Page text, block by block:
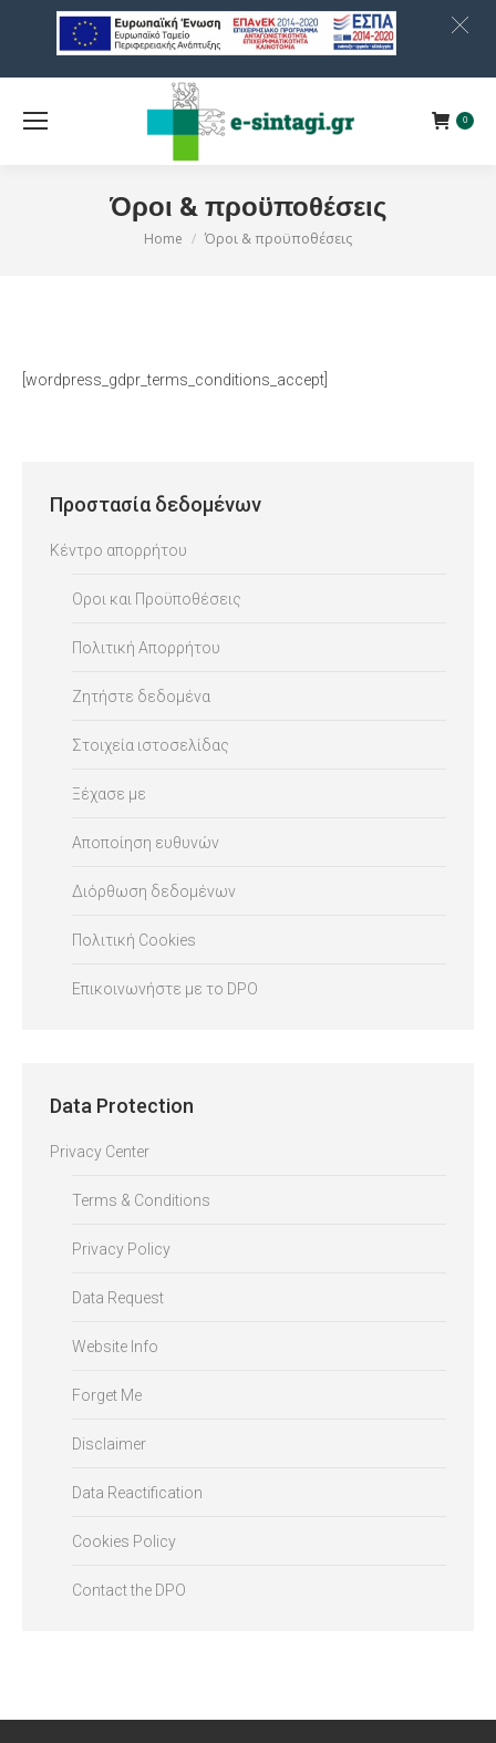
0
Όροι & προϋποθέσεις
You are here:
Home Όροι & προϋποθέσεις
[wordpress_gdpr_terms_conditions_accept]
Προστασία δεδομένων
Κέντρο απορρήτου
Οροι και Προϋποθέσεις
Πολιτική Απορρήτου
Ζητήστε δεδομένα
Στοιχεία ιστοσελίδας
Ξέχασε με
Αποποίηση ευθυνών
Διόρθωση δεδομένων
Πολιτική Cookies
Επικοινωνήστε με το DPO
Data Protection
Privacy Center
Terms & Conditions
Privacy Policy
Data Request
Website Info
Forget Me
Disclaimer
Data Reactification
Cookies Policy
Contact the DPO